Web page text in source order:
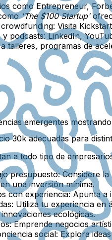
como Entrepreneur,
'The $100 Startup'
Visita
y podcasts:LinkedIn,
talleres, programas de
emergentes
30k adecuadas para
a todo tipo de
presupuesto:Considere la
una inversión mínima.
con experiencia:Apunta a
Utiliza tu experiencia en
ecológicas.
Emprende negocios
social:Explora ideas